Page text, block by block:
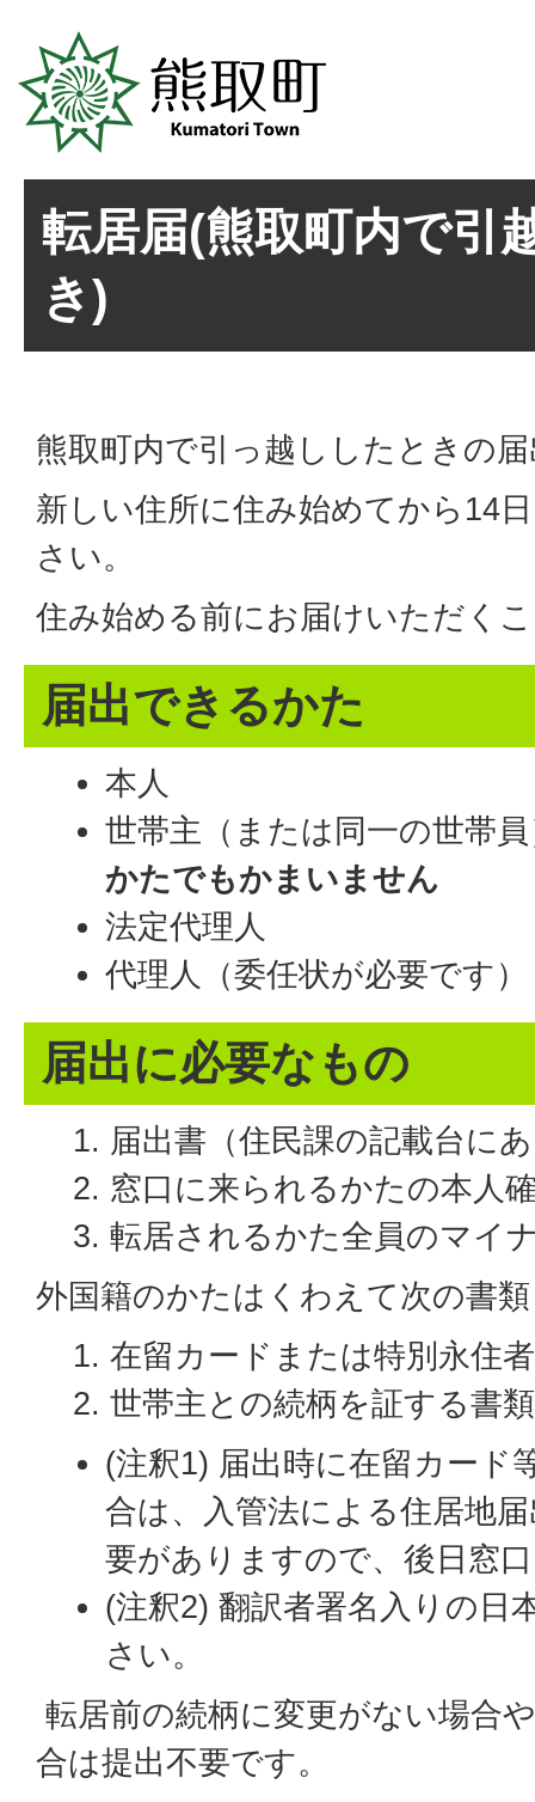
転居届(熊取町内で引
き)
熊取町内で引っ越ししたときの
新しい住所に住み始めてから14
さい。
住み始める前にお届けいただく
届出できるかた
本人
世帯主（または同一の世帯
かたでもかまいません
法定代理人
代理人（委任状が必要です）
届出に必要なもの
届出書（住民課の記載台に
窓口に来られるかたの本人
転居されるかた全員のマイ
外国籍のかたはくわえて次の書
在留カードまたは特別永住
世帯主との続柄を証する書
(注釈1) 届出時に在留カード
合は、入管法による住居地
要がありますので、後日窓
(注釈2) 翻訳者署名入りの日
さい。
転居前の続柄に変更がない場合
合は提出不要です。